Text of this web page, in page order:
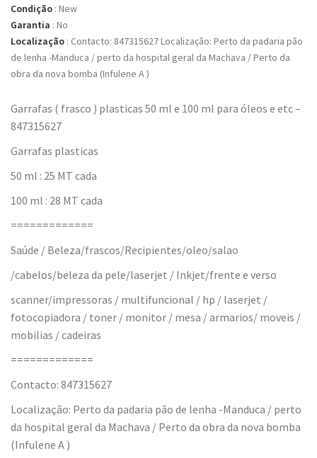
Condição : New
Garantia : No
Localização : Contacto: 847315627 Localização: Perto da padaria pão
de lenha -Manduca / perto da hospital geral da Machava / Perto da
obra da nova bomba (Infulene A )
Garrafas ( frasco ) plasticas 50 ml e 100 ml para óleos e etc –
847315627
Garrafas plasticas
50 ml : 25 MT cada
100 ml : 28 MT cada
=============
Saúde / Beleza/frascos/Recipientes/oleo/salao
/cabelos/beleza da pele/laserjet / Inkjet/frente e verso
scanner/impressoras / multifuncional / hp / laserjet /
fotocopiadora / toner / monitor / mesa / armarios/ moveis /
mobilias / cadeiras
=============
Contacto: 847315627
Localização: Perto da padaria pão de lenha -Manduca / perto
da hospital geral da Machava / Perto da obra da nova bomba
(Infulene A )